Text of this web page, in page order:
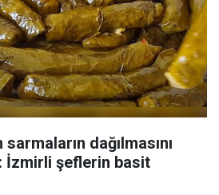
dağılmasını
İzmirli şeflerin basit